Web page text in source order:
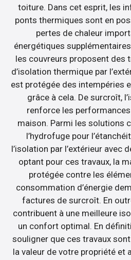
toiture. Dans cet esprit, les
ponts thermiques sont en
pertes de chaleur
énergétiques
les couvreurs proposent des
d’isolation thermique par
est protégée des intempéries
grâce à cela. De surcroît,
renforce les
maison. Parmi les solutions
l’hydrofuge pour
l’isolation par l’extérieur avec
optant pour ces travaux, la
protégée contre les
consommation d’énergie
factures de surcroît. En
contribuent à une meilleure
un confort optimal. En
souligner que ces travaux
la valeur de votre propriété